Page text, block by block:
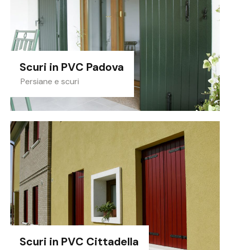
Scuri in PVC Padova
Persiane e scuri
Scuri in PVC Cittadella